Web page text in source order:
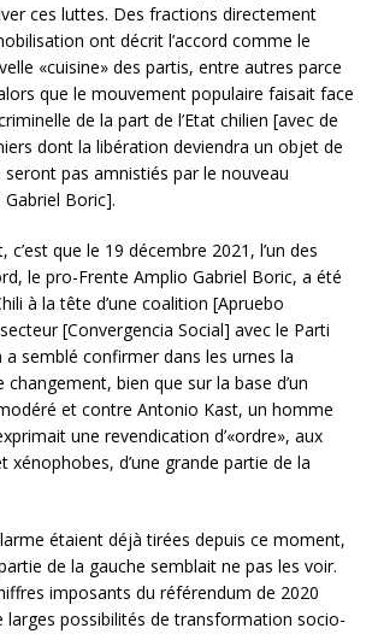
ces luttes. Des fractions directement
ont décrit l’accord comme le
«cuisine» des partis, entre autres parce
que le mouvement populaire faisait face
de la part de l’Etat chilien [avec de
dont la libération deviendra un objet de
pas amnistiés par le nouveau
Boric].
c’est que le 19 décembre 2021, l’un des
le pro-Frente Amplio Gabriel Boric, a été
à la tête d’une coalition [Apruebo
[Convergencia Social] avec le Parti
a semblé confirmer dans les urnes la
bien que sur la base d’un
et contre Antonio Kast, un homme
une revendication d’«ordre», aux
xénophobes, d’une grande partie de la
étaient déjà tirées depuis ce moment,
de la gauche semblait ne pas les voir.
imposants du référendum de 2020
larges possibilités de transformation socio-